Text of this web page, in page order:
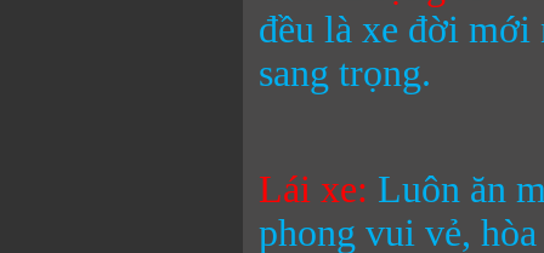
đều là xe đời mới
sang trọng.
Lái xe: Luôn ăn
phong vui vẻ,